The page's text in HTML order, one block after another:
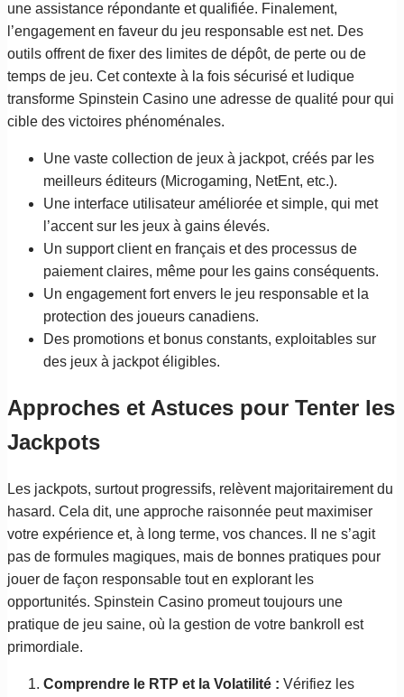
une assistance répondante et qualifiée. Finalement,
l’engagement en faveur du jeu responsable est net. Des
outils offrent de fixer des limites de dépôt, de perte ou de
temps de jeu. Cet contexte à la fois sécurisé et ludique
transforme Spinstein Casino une adresse de qualité pour qui
cible des victoires phénoménales.
Une vaste collection de jeux à jackpot, créés par les
meilleurs éditeurs (Microgaming, NetEnt, etc.).
Une interface utilisateur améliorée et simple, qui met
l’accent sur les jeux à gains élevés.
Un support client en français et des processus de
paiement claires, même pour les gains conséquents.
Un engagement fort envers le jeu responsable et la
protection des joueurs canadiens.
Des promotions et bonus constants, exploitables sur
des jeux à jackpot éligibles.
Approches et Astuces pour Tenter les
Jackpots
Les jackpots, surtout progressifs, relèvent majoritairement du
hasard. Cela dit, une approche raisonnée peut maximiser
votre expérience et, à long terme, vos chances. Il ne s’agit
pas de formules magiques, mais de bonnes pratiques pour
jouer de façon responsable tout en explorant les
opportunités. Spinstein Casino promeut toujours une
pratique de jeu saine, où la gestion de votre bankroll est
primordiale.
Comprendre le RTP et la Volatilité : Vérifiez les